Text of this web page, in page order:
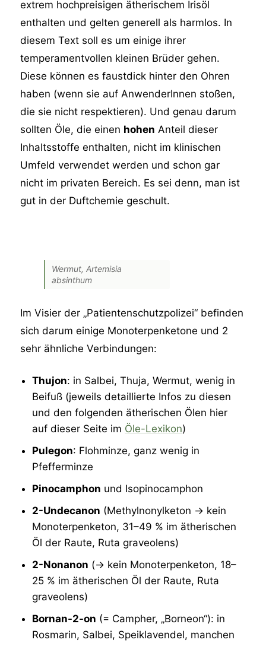
extrem hochpreisigen ätherischem Irisöl
enthalten und gelten generell als harmlos. In
diesem Text soll es um einige ihrer
temperamentvollen kleinen Brüder gehen.
Diese können es faustdick hinter den Ohren
haben (wenn sie auf AnwenderInnen stoßen,
die sie nicht respektieren). Und genau darum
sollten Öle, die einen hohen Anteil dieser
Inhaltsstoffe enthalten, nicht im klinischen
Umfeld verwendet werden und schon gar
nicht im privaten Bereich. Es sei denn, man ist
gut in der Duftchemie geschult.
Wermut, Artemisia
absinthum
Im Visier der „Patientenschutzpolizei“ befinden
sich darum einige Monoterpenketone und 2
sehr ähnliche Verbindungen:
Thujon: in Salbei, Thuja, Wermut, wenig in
Beifuß (jeweils detaillierte Infos zu diesen
und den folgenden ätherischen Ölen hier
auf dieser Seite im Öle-Lexikon)
Pulegon: Flohminze, ganz wenig in
Pfefferminze
Pinocamphon und Isopinocamphon
2-Undecanon (Methylnonylketon -> kein
Monoterpenketon, 31–49 % im ätherischen
Öl der Raute, Ruta graveolens)
2-Nonanon (-> kein Monoterpenketon, 18–
25 % im ätherischen Öl der Raute, Ruta
graveolens)
Bornan-2-on (= Campher, „Borneon“): in
Rosmarin, Salbei, Speiklavendel, manchen